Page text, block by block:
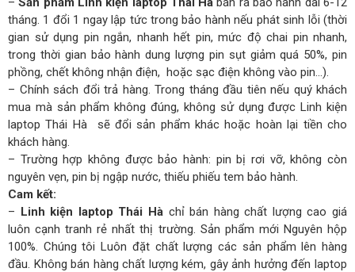
tháng. 1 đổi 1 ngay lập tức trong bảo hành nếu phát sinh lỗi (thời
gian sử dụng pin ngắn, nhanh hết pin, mức độ chai pin nhanh,
trong thời gian bảo hành dung lượng pin sụt giảm quá 50%, pin
phồng, chết không nhận điện, hoặc sạc điện không vào pin…).
– Chính sách đổi trả hàng. Trong tháng đầu tiên nếu quý khách
mua mà sản phẩm không đúng, không sử dụng được Linh kiện
laptop Thái Hà sẽ đổi sản phẩm khác hoặc hoàn lại tiền cho
khách hàng.
– Trường hợp không được bảo hành: pin bị rơi vỡ, không còn
nguyên vẹn, pin bị ngập nước, thiếu phiếu tem bảo hành.
Cam kết:
– Linh kiện laptop Thái Hàchỉ bán hàng chất lượng cao giá
luôn cạnh tranh rẻ nhất thị trường. Sản phẩm mới Nguyên hộp
100%. Chúng tôi Luôn đặt chất lượng các sản phẩm lên hàng
đầu. Không bán hàng chất lượng kém, gây ảnh hưởng đến laptop